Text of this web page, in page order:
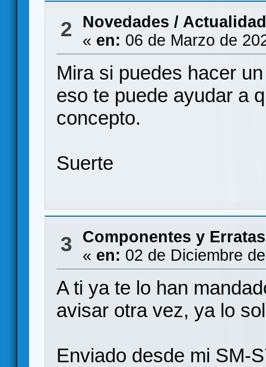
2
Novedades / Actualidad
« en: 06 de Marzo de
Mira si puedes hacer
eso te puede ayudar a
concepto.
Suerte
3 Componentes y Erratas
« en: 02 de Diciembre
A ti ya te lo han
avisar otra vez, ya lo
Enviado desde mi SM-